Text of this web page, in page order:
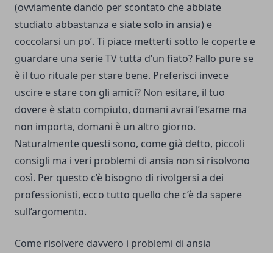
(ovviamente dando per scontato che abbiate
studiato abbastanza e siate solo in ansia) e
coccolarsi un po’. Ti piace metterti sotto le coperte e
guardare una serie TV tutta d’un fiato? Fallo pure se
è il tuo rituale per stare bene. Preferisci invece
uscire e stare con gli amici? Non esitare, il tuo
dovere è stato compiuto, domani avrai l’esame ma
non importa, domani è un altro giorno.
Naturalmente questi sono, come già detto, piccoli
consigli ma i veri problemi di ansia non si risolvono
così. Per questo c’è bisogno di rivolgersi a dei
professionisti, ecco tutto quello che c’è da sapere
sull’argomento.
Come risolvere davvero i problemi di ansia